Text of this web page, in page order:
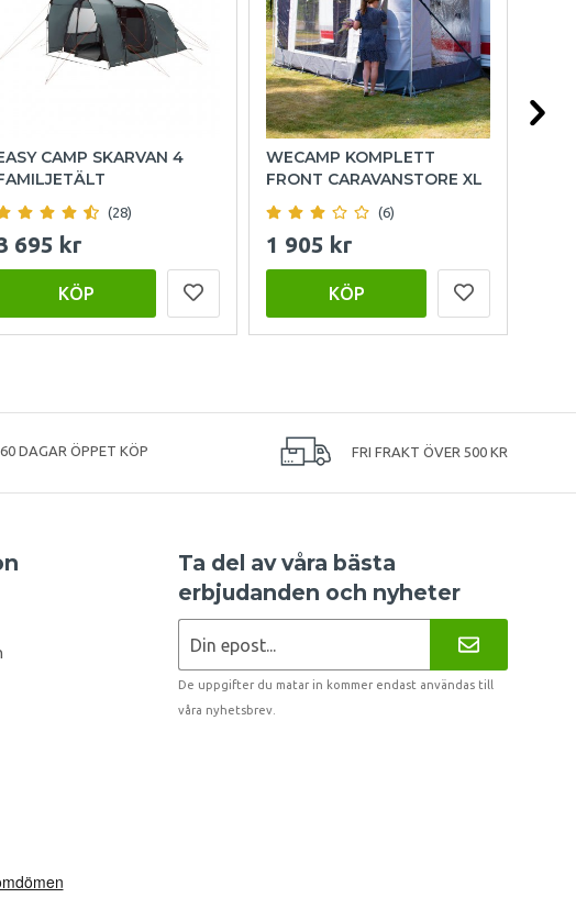
CAMP SKARVAN 4
(28)
695 kr
KÖP
WECAMP KOMPLETT
FRONT CARAVANSTORE XL
(6)
1 905 kr
KÖP
60 DAGAR ÖPPET KÖP FRI FRAKT ÖVER 500 KR
Ta del av våra bästa
erbjudanden och nyheter
De uppgifter du matar in kommer endast användas till
våra nyhetsbrev.